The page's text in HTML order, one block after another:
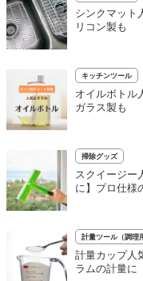
シンクマット
リコン製も
キッチンツール
オイルボトル
ガラス製も
掃除グッズ
スクイージー
に】プロ仕様
計量ツール（調理
計量カップ人
ラムの計量に